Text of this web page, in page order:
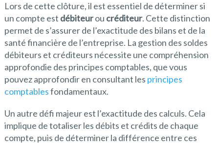
Lors de cette clôture, il est essentiel de déterminer si
un compte est débiteurou créditeur. Cette distinction
permet de s’assurer de l’exactitude des bilans et de la
santé financière de l’entreprise. La gestion des soldes
débiteurs et créditeurs nécessite une compréhension
approfondie des principes comptables, que vous
pouvez approfondir en consultant les principes
comptablesfondamentaux.
Un autre défi majeur est l’exactitude des calculs. Cela
implique de totaliser les débits et crédits de chaque
compte, puis de déterminer la différence entre ces